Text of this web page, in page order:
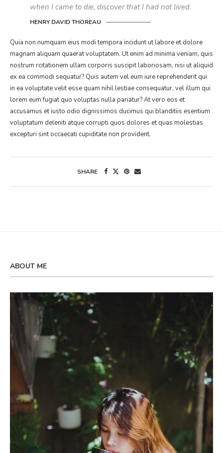
when I came to die, discover that I had not lived.
HENRY DAVID THOREAU
Quia non numquam eius modi tempora incidunt ut labore et dolore
magnam aliquam quaerat voluptatem. Ut enim ad minima veniam, quis
nostrum rcitationem ullam corporis suscipit laboriosam, nisi ut aliquid
ex ea commodi sequatur? Quis autem vel eum iure reprehenderit qui
in ea voluptate velit esse quam nihil lestiae consequatur, vel illum qui
lorem eum fugiat quo voluptas nulla pariatur? At vero eos et
accusamus et iusto odio dignissimos ducimus qui blanditiis esentium
voluptatum deleniti atque corrupti quos dolores et quas molestias
excepturi sint occaecati cupiditate non provident.
SHARE
ABOUT ME